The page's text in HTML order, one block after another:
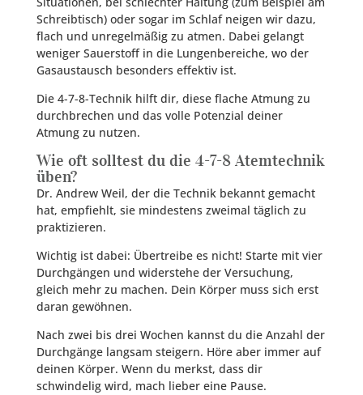
Schreibtisch) oder sogar im Schlaf neigen wir dazu,
flach und unregelmäßig zu atmen. Dabei gelangt
weniger Sauerstoff in die Lungenbereiche, wo der
Gasaustausch besonders effektiv ist.
Die 4-7-8-Technik hilft dir, diese flache Atmung zu
durchbrechen und das volle Potenzial deiner
Atmung zu nutzen.
Wie oft solltest du die 4-7-8 Atemtechnik
üben?
Dr. Andrew Weil, der die Technik bekannt gemacht
hat, empfiehlt, sie mindestens zweimal täglich zu
praktizieren.
Wichtig ist dabei: Übertreibe es nicht! Starte mit vier
Durchgängen und widerstehe der Versuchung,
gleich mehr zu machen. Dein Körper muss sich erst
daran gewöhnen.
Nach zwei bis drei Wochen kannst du die Anzahl der
Durchgänge langsam steigern. Höre aber immer auf
deinen Körper. Wenn du merkst, dass dir
schwindelig wird, mach lieber eine Pause.